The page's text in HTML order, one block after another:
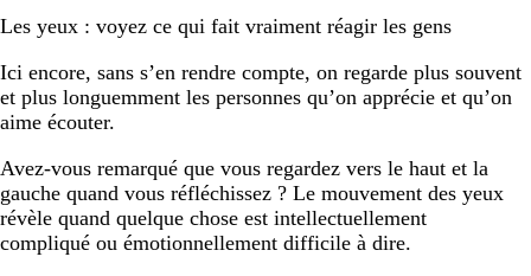
Les yeux : voyez ce qui fait vraiment réagir les gens
Ici encore, sans s’en rendre compte, on regarde plus souvent
et plus longuemment les personnes qu’on apprécie et qu’on
aime écouter.
Avez-vous remarqué que vous regardez vers le haut et la
gauche quand vous réfléchissez ? Le mouvement des yeux
révèle quand quelque chose est intellectuellement
compliqué ou émotionnellement difficile à dire.